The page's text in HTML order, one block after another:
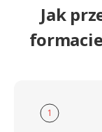
Jak
1